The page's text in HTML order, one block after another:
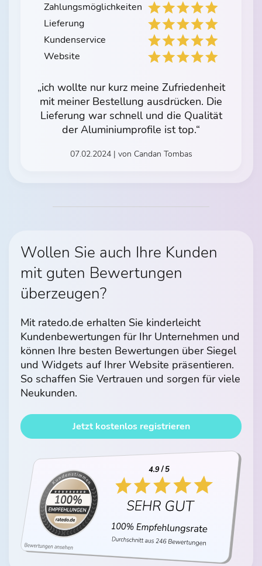
Zahlungsmöglichkeiten
Lieferung
Kundenservice
Website
„ich wollte nur kurz meine Zufriedenheit
mit meiner Bestellung ausdrücken. Die
Lieferung war schnell und die Qualität
der Aluminiumprofile ist top.“
07.02.2024 | von Candan Tombas
Wollen Sie auch Ihre Kunden
mit guten Bewertungen
überzeugen?
Mit ratedo.de erhalten Sie kinderleicht
Kundenbewertungen für Ihr Unternehmen und
können Ihre besten Bewertungen über Siegel
und Widgets auf Ihrer Website präsentieren.
So schaffen Sie Vertrauen und sorgen für viele
Neukunden.
Jetzt kostenlos registrieren